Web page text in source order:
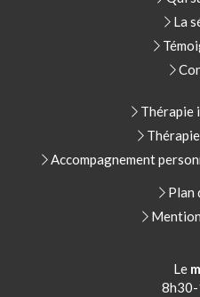
La
Thérapie
Accompagnement
Plan
Le